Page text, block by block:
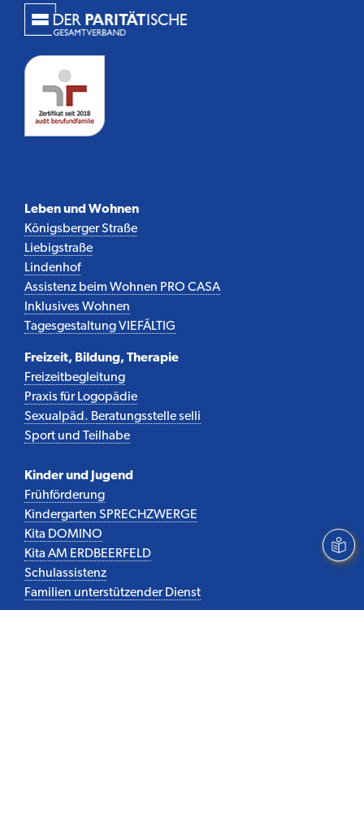
Leben und Wohnen
Königsberger Straße
Liebigstraße
Lindenhof
Assistenz beim Wohnen PRO CASA
Inklusives Wohnen
Tagesgestaltung VIEFÄLTIG
Freizeit, Bildung, Therapie
Freizeitbegleitung
Praxis für Logopädie
Sexualpäd. Beratungsstelle selli
Sport und Teilhabe
Kinder und Jugend
Frühförderung
Kindergarten SPRECHZWERGE
Kita DOMINO
Kita AM ERDBEERFELD
Schulassistenz
Familien unterstützender Dienst